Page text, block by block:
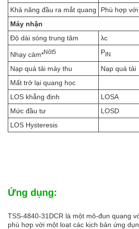
Khả năng đầu ra mắt quang
Phù hợp
Máy nhận
Độ dài sóng trung tâm
λc
Nhạy cảm*Nôt5 PIN
Nạp quá tải máy thu Nạp quá tải
Mất trở lại quang học
LOS khẳng định
LOSA
Mức đầu tư
LOSD
LOS Hysteresis
Ứng dụng:
TSS-4840-31DCR là một mô-đun quang
phù hợp với một loạt các kịch bản ứng